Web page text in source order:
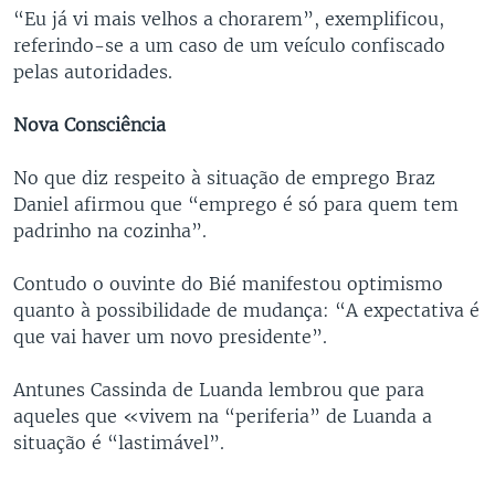
“Eu já vi mais velhos a chorarem”, exemplificou,
referindo-se a um caso de um veículo confiscado
pelas autoridades.
Nova Consciência
No que diz respeito à situação de emprego Braz
Daniel afirmou que “emprego é só para quem tem
padrinho na cozinha”.
Contudo o ouvinte do Bié manifestou optimismo
quanto à possibilidade de mudança: “A expectativa é
que vai haver um novo presidente”.
Antunes Cassinda de Luanda lembrou que para
aqueles que «vivem na “periferia” de Luanda a
situação é “lastimável”.